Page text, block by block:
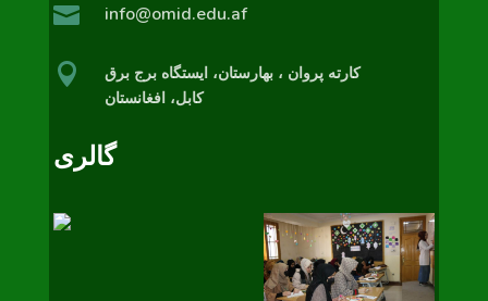
 info@omid.edu.af

کارته پروان ، بهارستان،‌ ایستگاه برج برق
کابل، افغانستان
گالری